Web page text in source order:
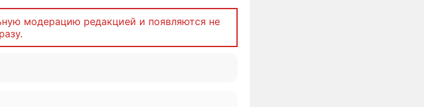
модерацию редакцией и появляются не